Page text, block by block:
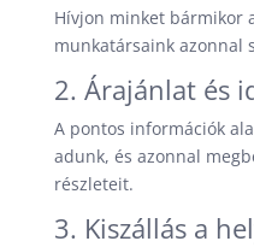
Hívjon minket bármikor
munkatársaink azonnal
2. Árajánlat és
A pontos információk
adunk, és azonnal
részleteit.
3. Kiszállás a